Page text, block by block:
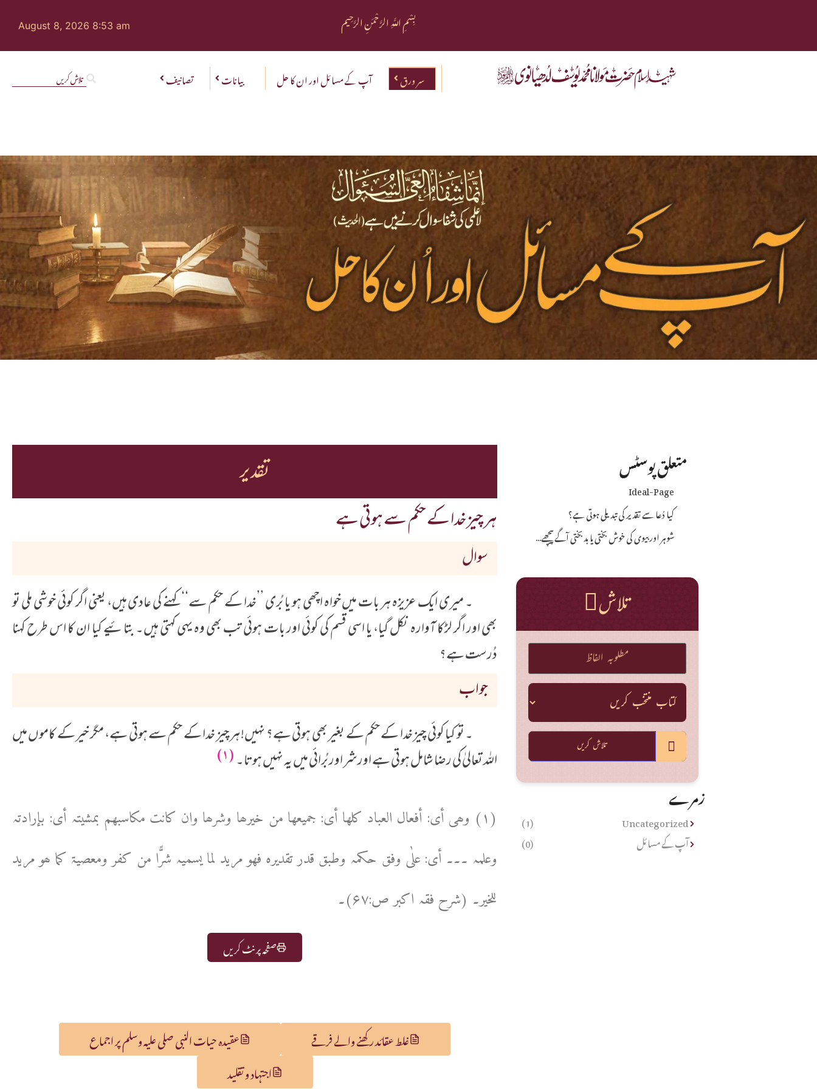
August 8, 2026 8:53 am بِسْمِ اللَّهِ الرَّحْمَنِ الرَّحِيم
سر ورق آپ کے مسائل اور ان کا حل بیانات تصانیف
تقدیر
ہر چیز خدا کے حکم سے ہوتی ہے
سوال
۔ میری ایک عزیزہ ہر بات میں خواہ اچھی ہو یا بُری ’’خدا کے حکم سے‘‘ کہنے کی عادی ہیں، یعنی اگر کوئی خوشی ملی تو
بھی اور اگر لڑکا آوارہ نکل گیا، یا اسی قسم کی کوئی اور بات ہوئی تب بھی وہ یہی کہتی ہیں۔ بتائیے کیا ان کا اس طرح کہنا
دُرست ہے؟
جواب
۔ تو کیا کوئی چیز خدا کے حکم کے بغیر بھی ہوتی ہے؟ نہیں! ہر چیز خدا کے حکم سے ہوتی ہے، مگر خیر کے کاموں میں
اللہ تعالیٰ کی رضا شامل ہوتی ہے اور شر اور بُرائی میں یہ نہیں ہوتا۔(۱)
(۱) وھی أی: أفعال العباد کلھا أی: جمیعھا من خیرھا وشرھا وان کانت مکاسبھم بمشیتہ أی: بإرادتہ
وعلمہ ۔۔۔ أی: علٰی وفق حکمہ وطبق قدر تقدیرہ فھو مرید لما یسمیہ شرًّا من کفر ومعصیۃ کما ھو مرید
للخیر۔ (شرح فقہ اکبر ص:۶۷)۔
صفحہ پرنٹ کریں
غلط عقائد رکھنے والے فرقے
عقیدہ حیات النبی صلی علیہ وسلم پر اجماع
اجتہاد و تقلید
متعلق پوسٹس
Ideal-Page
کیا دُعا سے تقدیر کی تبدیلی ہوتی ہے؟
شوہر اور بیوی کی خوش بختی یا بدبختی آگے پیچھے…
تلاش
تلاش کریں
زمرے
Uncategorized
(1)
آپ کے مسائل
(0)